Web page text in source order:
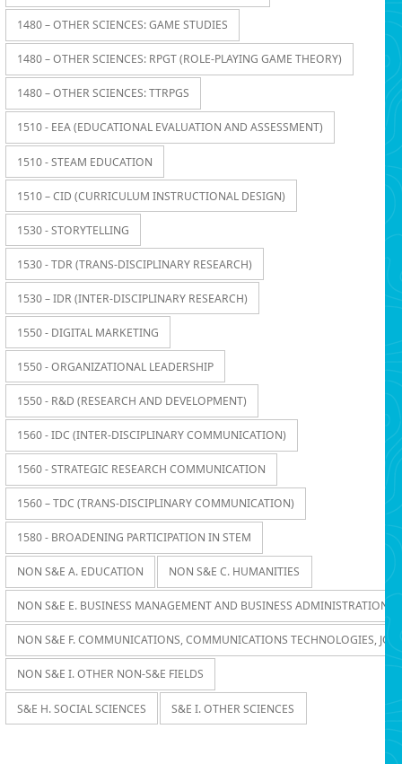
1480 – OTHER SCIENCES: GAME STUDIES
1480 – OTHER SCIENCES: RPGT (ROLE-PLAYING GAME THEORY)
1480 – OTHER SCIENCES: TTRPGS
1510 - EEA (EDUCATIONAL EVALUATION AND ASSESSMENT)
1510 - STEAM EDUCATION
1510 – CID (CURRICULUM INSTRUCTIONAL DESIGN)
1530 - STORYTELLING
1530 - TDR (TRANS-DISCIPLINARY RESEARCH)
1530 – IDR (INTER-DISCIPLINARY RESEARCH)
1550 - DIGITAL MARKETING
1550 - ORGANIZATIONAL LEADERSHIP
1550 - R&D (RESEARCH AND DEVELOPMENT)
1560 - IDC (INTER-DISCIPLINARY COMMUNICATION)
1560 - STRATEGIC RESEARCH COMMUNICATION
1560 – TDC (TRANS-DISCIPLINARY COMMUNICATION)
1580 - BROADENING PARTICIPATION IN STEM
NON S&E A. EDUCATION NON S&E C. HUMANITIES
NON S&E E. BUSINESS MANAGEMENT AND BUSINESS ADMINISTRATION
NON S&E F. COMMUNICATIONS, COMMUNICATIONS TECHNOLOGIES,
NON S&E I. OTHER NON-S&E FIELDS
S&E H. SOCIAL SCIENCES S&E I. OTHER SCIENCES